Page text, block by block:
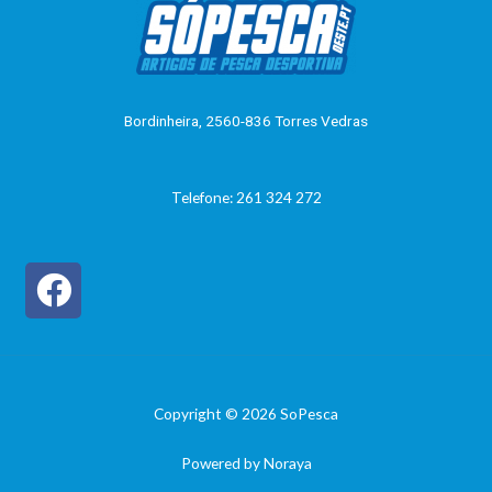
Bordinheira, 2560-836 Torres Vedras
Telefone: 261 324 272
Copyright © 2026 SoPesca
Powered by Noraya